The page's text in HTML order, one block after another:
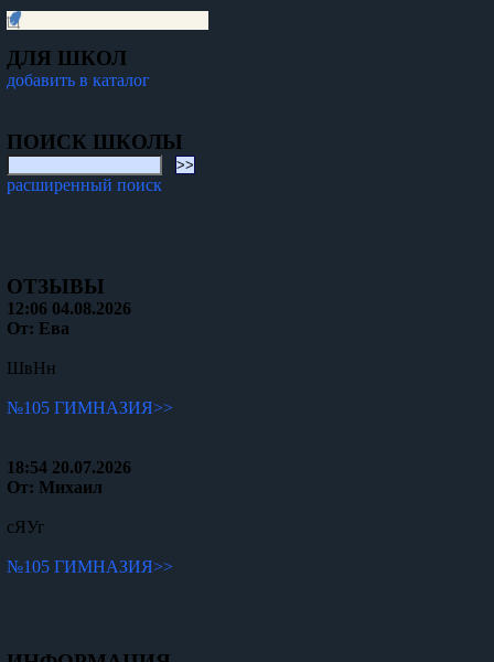
ДЛЯ ШКОЛ
добавить в каталог
ПОИСК ШКОЛЫ
расширенный поиск
ОТЗЫВЫ
12:06 04.08.2026
От: Ева
ШвНн
№105 ГИМНАЗИЯ>>
18:54 20.07.2026
От: Михаил
сЯУг
№105 ГИМНАЗИЯ>>